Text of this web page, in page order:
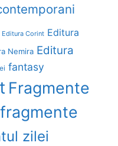
Editura Corint Editura
Nemira Editura
fantasy
Fragmente
fragmente
zilei